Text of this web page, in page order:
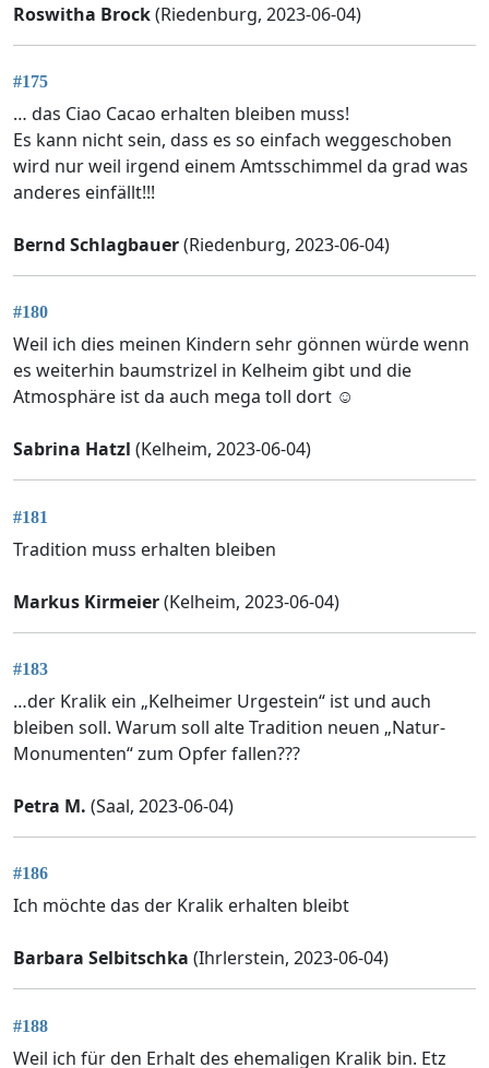
Roswitha Brock(Riedenburg, 2023-06-04)
#175
… das Ciao Cacao erhalten bleiben muss!
Es kann nicht sein, dass es so einfach weggeschoben
wird nur weil irgend einem Amtsschimmel da grad was
anderes einfällt!!!
Bernd Schlagbauer(Riedenburg, 2023-06-04)
#180
Weil ich dies meinen Kindern sehr gönnen würde wenn
es weiterhin baumstrizel in Kelheim gibt und die
Atmosphäre ist da auch mega toll dort ☺️
Sabrina Hatzl (Kelheim, 2023-06-04)
#181
Tradition muss erhalten bleiben
Markus Kirmeier(Kelheim, 2023-06-04)
#183
…der Kralik ein „Kelheimer Urgestein“ ist und auch
bleiben soll. Warum soll alte Tradition neuen „Natur-
Monumenten“ zum Opfer fallen???
Petra M. (Saal, 2023-06-04)
#186
Ich möchte das der Kralik erhalten bleibt
Barbara Selbitschka (Ihrlerstein, 2023-06-04)
#188
Weil ich für den Erhalt des ehemaligen Kralik bin. Etz